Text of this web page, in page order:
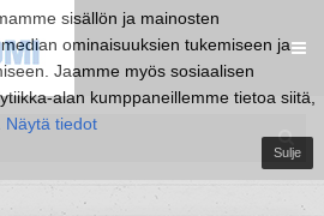
sisällön ja mainosten
ominaisuuksien tukemiseen ja
Jaamme myös sosiaalisen
alan kumppaneillemme tietoa siitä,
Näytä tiedot
Sulje